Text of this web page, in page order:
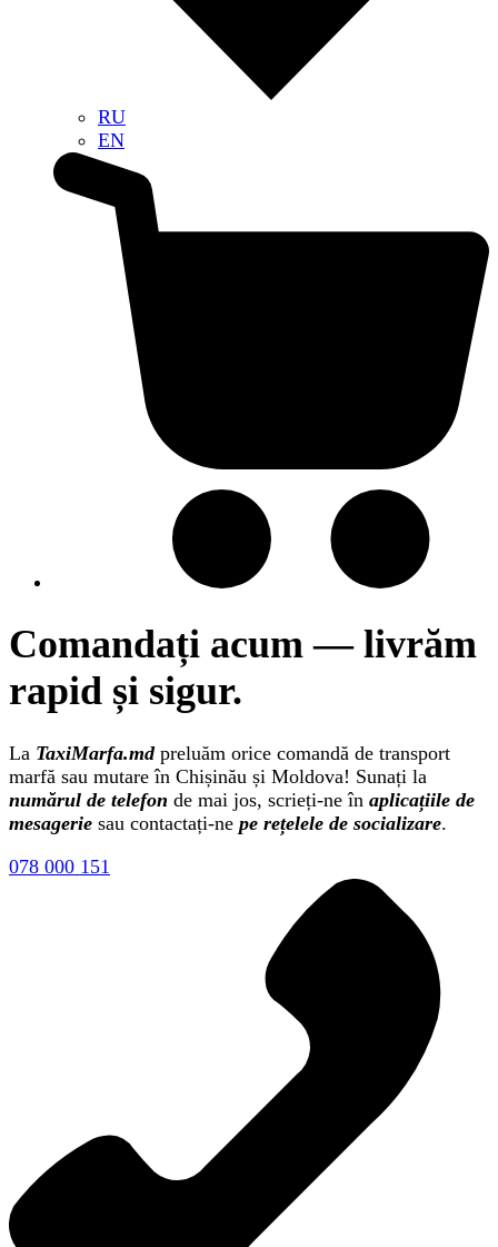
RU
EN
Comandați acum — livrăm
rapid și sigur.
La TaxiMarfa.mdpreluăm orice comandă de transport
marfă sau mutare în Chișinău și Moldova! Sunați la
numărul de telefon de mai jos, scrieți-ne în aplicațiile de
mesagerie sau contactați-ne pe rețelele de socializare.
078 000 151